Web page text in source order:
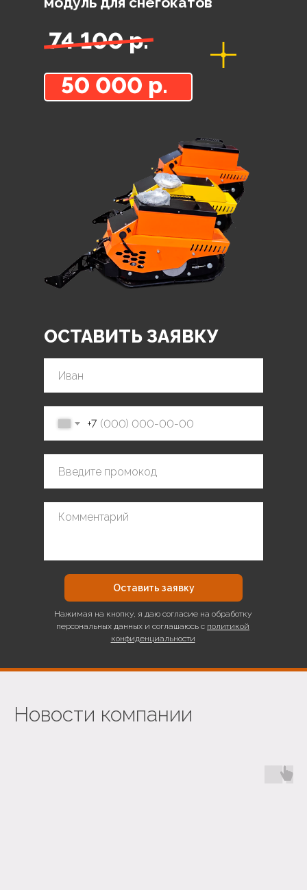
+7
Оставить заявку
ОСТАВИТЬ ЗАЯВКУ
74 100 р.
50 000 р.
Нажимая на кнопку, я даю согласие на обработку
персональных данных и соглашаюсь с политикой
конфиденциальности
Новости компании